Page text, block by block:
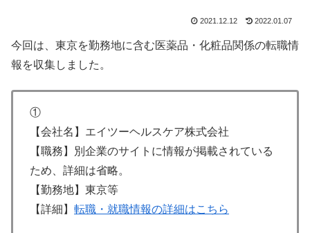
2021.12.12 2022.01.07
今回は、東京を勤務地に含む医薬品・化粧品関係の転職情
報を収集しました。
①
【会社名】エイツーヘルスケア株式会社
【職務】別企業のサイトに情報が掲載されている
ため、詳細は省略。
【勤務地】東京等
【詳細】 転職・就職情報の詳細はこちら